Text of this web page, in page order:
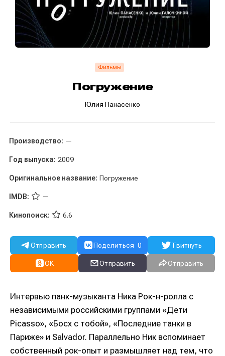
Фильмы
Погружение
Юлия Панасенко
Производство: —
Год выпуска: 2009
Оригинальное название: Погружение
IMDB: —
Кинопоиск: 6.6
Отправить Поделиться 0 Твитнуть
OK Отправить Отправить
Интервью панк-музыканта Ника Рок-н-ролла с
независимыми российскими группами «Дети
Picasso», «Босх с тобой», «Последние танки в
Париже» и Salvador. Параллельно Ник вспоминает
собственный рок-опыт и размышляет над тем, что